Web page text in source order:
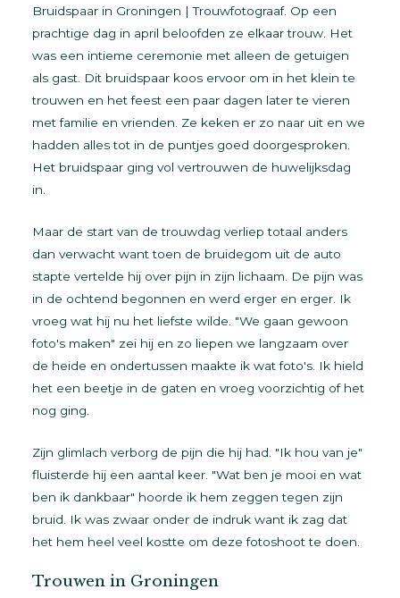
Bruidspaar in Groningen | Trouwfotograaf. Op een
prachtige dag in april beloofden ze elkaar trouw. Het
was een intieme ceremonie met alleen de getuigen
als gast. Dit bruidspaar koos ervoor om in het klein te
trouwen en het feest een paar dagen later te vieren
met familie en vrienden. Ze keken er zo naar uit en we
hadden alles tot in de puntjes goed doorgesproken.
Het bruidspaar ging vol vertrouwen de huwelijksdag
in.
Maar de start van de trouwdag verliep totaal anders
dan verwacht want toen de bruidegom uit de auto
stapte vertelde hij over pijn in zijn lichaam. De pijn was
in de ochtend begonnen en werd erger en erger. Ik
vroeg wat hij nu het liefste wilde. "We gaan gewoon
foto's maken" zei hij en zo liepen we langzaam over
de heide en ondertussen maakte ik wat foto's. Ik hield
het een beetje in de gaten en vroeg voorzichtig of het
nog ging.
Zijn glimlach verborg de pijn die hij had. "Ik hou van je"
fluisterde hij een aantal keer. "Wat ben je mooi en wat
ben ik dankbaar" hoorde ik hem zeggen tegen zijn
bruid. Ik was zwaar onder de indruk want ik zag dat
het hem heel veel kostte om deze fotoshoot te doen.
Trouwen in Groningen